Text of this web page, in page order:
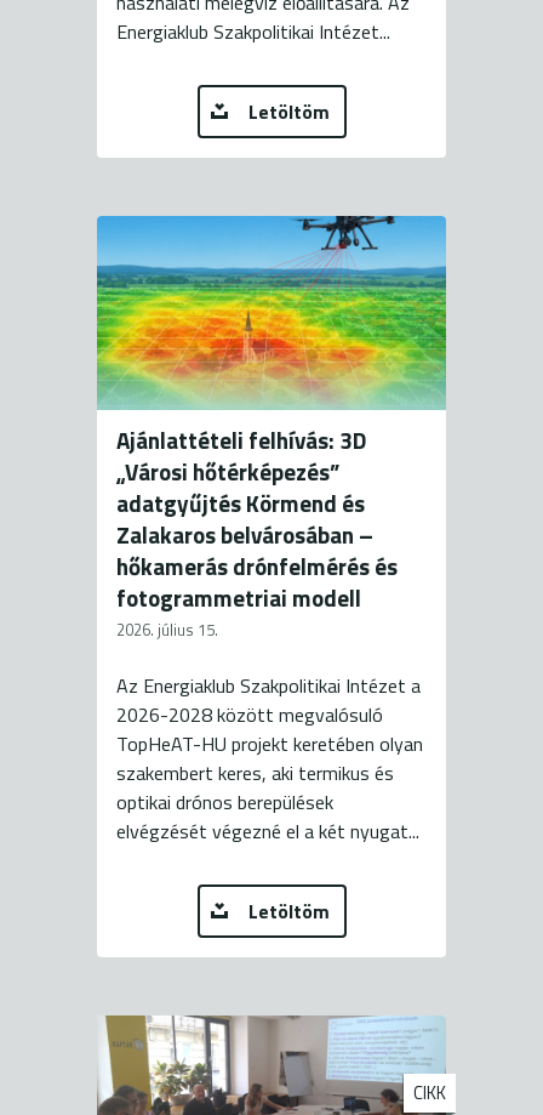
Energiaklub Szakpolitikai Intézet...
Letöltöm
Ajánlattételi felhívás: 3D
„Városi hőtérképezés”
adatgyűjtés Körmend és
Zalakaros belvárosában –
hőkamerás drónfelmérés és
fotogrammetriai modell
2026. július 15.
Az Energiaklub Szakpolitikai Intézet a
2026-2028 között megvalósuló
TopHeAT-HU projekt keretében olyan
szakembert keres, aki termikus és
optikai drónos berepülések
elvégzését végezné el a két nyugat...
Letöltöm
CIKK